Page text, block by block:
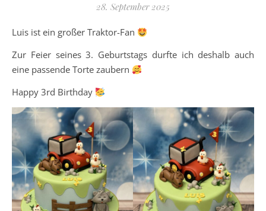
28. September 2025
Luis ist ein großer Traktor-Fan
Zur Feier seines 3. Geburtstags durfte ich deshalb auch
eine passende Torte zaubern
Happy 3rd Birthday